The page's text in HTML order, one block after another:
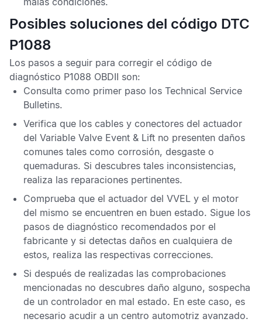
Posibles soluciones del código DTC
P1088
Los pasos a seguir para corregir el código de
diagnóstico P1088 OBDII son:
Consulta como primer paso los Technical Service
Bulletins.
Verifica que los cables y conectores del actuador
del Variable Valve Event & Lift no presenten daños
comunes tales como corrosión, desgaste o
quemaduras. Si descubres tales inconsistencias,
realiza las reparaciones pertinentes.
Comprueba que el actuador del VVEL y el motor
del mismo se encuentren en buen estado. Sigue los
pasos de diagnóstico recomendados por el
fabricante y si detectas daños en cualquiera de
estos, realiza las respectivas correcciones.
Si después de realizadas las comprobaciones
mencionadas no descubres daño alguno, sospecha
de un controlador en mal estado. En este caso, es
necesario acudir a un centro automotriz avanzado.